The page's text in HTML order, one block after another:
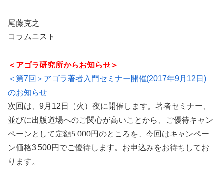
尾藤克之
コラムニスト
＜アゴラ研究所からお知らせ＞
＜第7回＞アゴラ著者入門セミナー開催(2017年9月12日)
のお知らせ
次回は、9月12日（火）夜に開催します。著者セミナー、
並びに出版道場へのご関心が高いことから、ご優待キャン
ペーンとして定額5.000円のところを、今回はキャンペー
ン価格3,500円でご優待します。お申込みをお待ちしてお
ります。